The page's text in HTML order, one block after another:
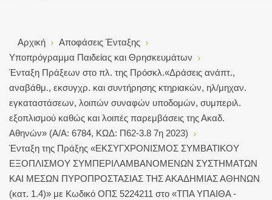
Αρχική
Αποφάσεις Ένταξης
Υποπρόγραμμα Παιδείας και Θρησκευμάτων
Ένταξη Πράξεων στο πλ. της Πρόσκλ.«Δράσεις ανάπτ.,
αναβάθμ., εκσυγχρ. και συντήρησης κτηριακών, ηλ/μηχαν.
εγκαταστάσεων, λοιπών συναφών υποδομών, συμπεριλ.
εξοπλισμού καθώς και λοιπές παρεμβάσεις της Ακαδ.
Αθηνών» (Α/Α: 6784, KΩΔ: Π62-3.8 7η 2023)
Ένταξη της Πράξης «ΕΚΣΥΓΧΡΟΝΙΣΜΟΣ ΣΥΜΒΑΤΙΚΟΥ
ΕΞΟΠΛΙΣΜΟΥ ΣΥΜΠΕΡΙΛΑΜΒΑΝΟΜΕΝΩΝ ΣΥΣΤΗΜΑΤΩΝ
ΚΑΙ ΜΕΣΩΝ ΠΥΡΟΠΡΟΣΤΑΣΙΑΣ ΤΗΣ ΑΚΑΔΗΜΙΑΣ ΑΘΗΝΩΝ
(κατ. 1.4)» με Κωδικό ΟΠΣ 5224211 στο «ΤΠΑ ΥΠΑΙΘΑ -